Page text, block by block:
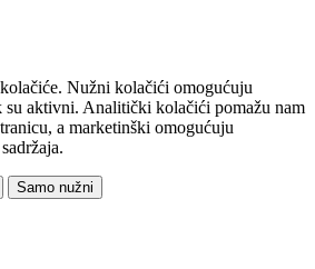
Nužni kolačići omogućuju
aktivni. Analitički kolačići pomažu nam
a marketinški omogućuju
Samo nužni